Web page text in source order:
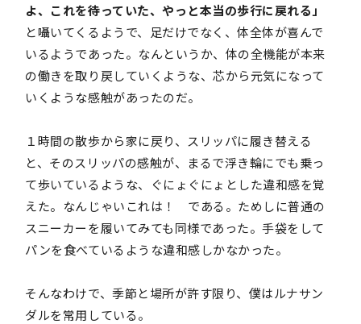
よ、これを待っていた、やっと本当の歩行に戻れる」
と囁いてくるようで、足だけでなく、体全体が喜んで
いるようであった。なんというか、体の全機能が本来
の働きを取り戻していくような、芯から元気になって
いくような感触があったのだ。
１時間の散歩から家に戻り、スリッパに履き替える
と、そのスリッパの感触が、まるで浮き輪にでも乗っ
て歩いているような、ぐにょぐにょとした違和感を覚
えた。なんじゃいこれは！ である。ためしに普通の
スニーカーを履いてみても同様であった。手袋をして
パンを食べているような違和感しかなかった。
そんなわけで、季節と場所が許す限り、僕はルナサン
ダルを常用している。